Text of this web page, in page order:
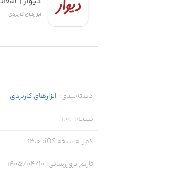
ابزار‌های کاربردی
دسته‌بندی: ابزار‌های کاربردی
نسخه:
1.0.1
کمینه نسخه iOS :
13.0
تاریخ بروزرسانی: ۱۴۰۵/۰۴/۱۰